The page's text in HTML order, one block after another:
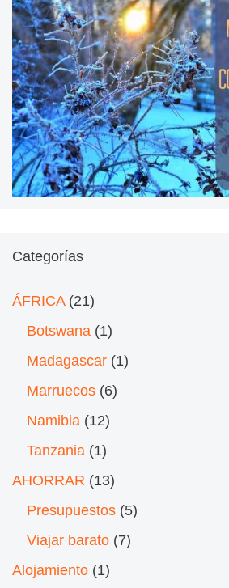
Categorías
ÁFRICA(21)
Botswana (1)
Madagascar (1)
Marruecos (6)
Namibia (12)
Tanzania (1)
AHORRAR (13)
Presupuestos (5)
Viajar barato (7)
Alojamiento (1)